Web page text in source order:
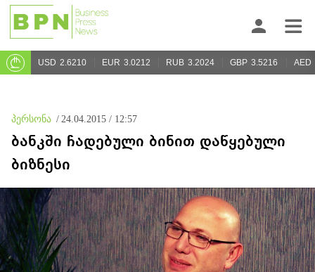
USD 2.6210 EUR 3.0212 RUB 3.2024 GBP 3.5216 AED
პერსონა / 24.04.2015 / 12:57
ბანკში ჩადებული ბინით დაწყებული
ბიზნესი